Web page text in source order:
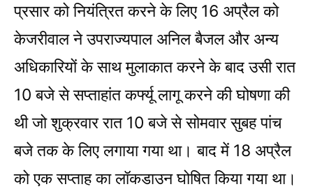
प्रसार को नियंत्रित करने के लिए 16 अप्रैल को
केजरीवाल ने उपराज्यपाल अनिल बैजल और अन्य
अधिकारियों के साथ मुलाकात करने के बाद उसी रात
10 बजे से सप्ताहांत कर्फ्यू लागू करने की घोषणा की
थी जो शुक्रवार रात 10 बजे से सोमवार सुबह पांच
बजे तक के लिए लगाया गया था। बाद में 18 अप्रैल
को एक सप्ताह का लॉकडाउन घोषित किया गया था।